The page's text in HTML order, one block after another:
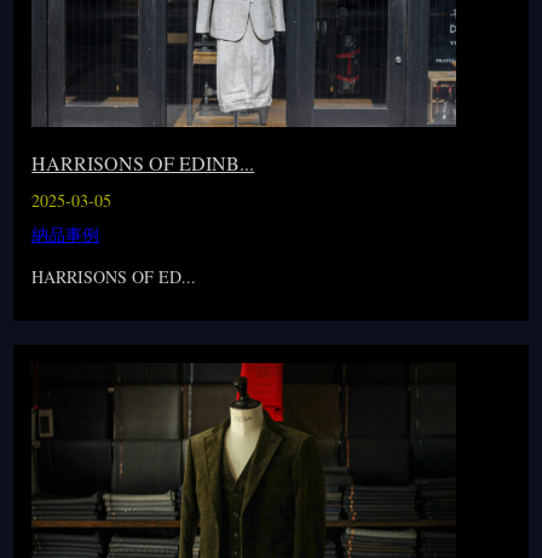
HARRISONS OF EDINB...
2025-03-05
納品事例
HARRISONS OF ED...